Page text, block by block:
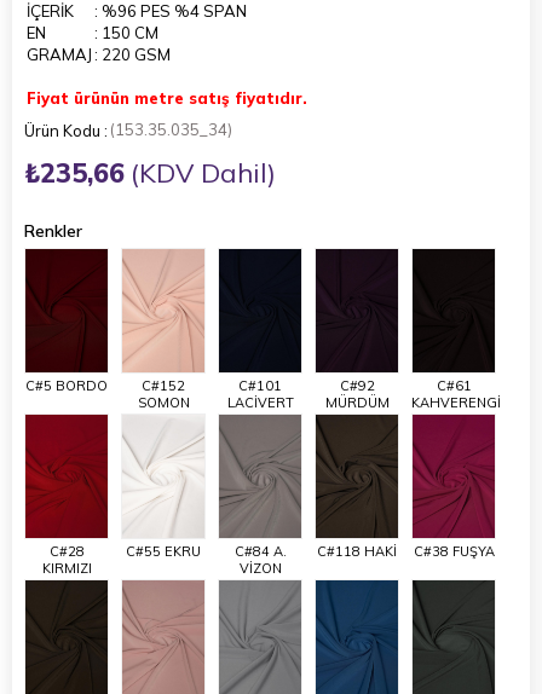
İÇERİK
: %96 PES %4 SPAN
EN
: 150 CM
GRAMAJ: 220 GSM
Fiyat ürünün metre satış fiyatıdır.
(153.35.035_34)
₺235,66 (KDV Dahil)
Renkler
C#5 BORDO
C#152
SOMON
C#101
LACİVERT
C#92
MÜRDÜM
C#61
KAHVERENGİ
C#28
KIRMIZI
C#55 EKRU
C#84 A.
VİZON
C#118 HAKİ C#38 FUŞYA